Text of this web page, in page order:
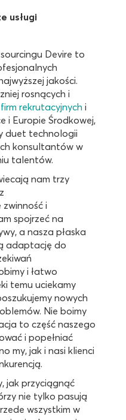
usługi
Devire to
jakości.
rosnących i
firm rekrutacyjnych i
i Europie Środkowej,
duet technologii
konsultantów w
talentów.
nam trzy
zwinność i
spojrzeć na
a nasza płaska
adaptację do
i łatwo
temu uciekamy
nowych
Nie boimy
to część naszego
i popełniać
my, jak i nasi klienci
jak przyciągnąć
nie tylko pasują
wszystkim w